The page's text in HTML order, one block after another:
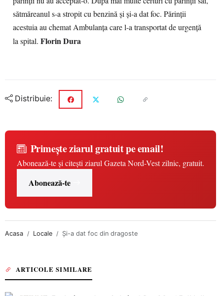
sătmăreanul s-a stropit cu benzină şi şi-a dat foc. Părinţii
acestuia au chemat Ambulanţa care l-a transportat de urgenţă
la spital. Florin Dura
Distribuie:
Primește ziarul gratuit pe email!
Abonează-te și citești ziarul Gazeta Nord-Vest zilnic, gratuit.
Abonează-te
Acasa Locale Şi-a dat foc din dragoste
ARTICOLE SIMILARE